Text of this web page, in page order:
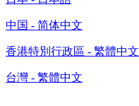
中国 - 简体中文
香港特別行政區 - 繁體中文
台灣 - 繁體中文